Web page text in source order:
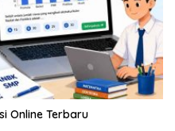
Online Terbaru